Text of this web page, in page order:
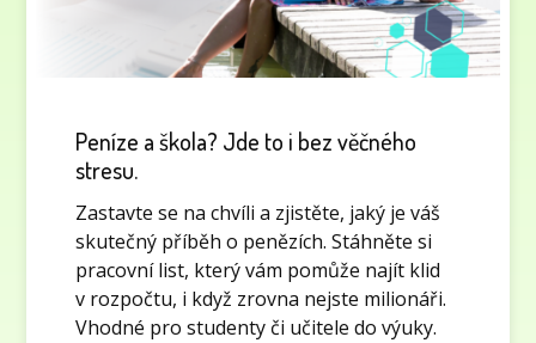
Peníze a škola? Jde to i bez věčného
stresu.
Zastavte se na chvíli a zjistěte, jaký je váš
skutečný příběh o penězích. Stáhněte si
pracovní list, který vám pomůže najít klid
v rozpočtu, i když zrovna nejste milionáři.
Vhodné pro studenty či učitele do výuky.